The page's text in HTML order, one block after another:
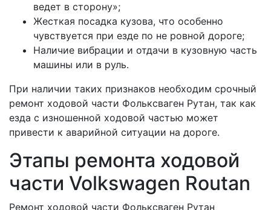
ведет в сторону»;
Жесткая посадка кузова, что особенно
чувствуется при езде по не ровной дороге;
Наличие вибрации и отдачи в кузовную часть
машины или в руль.
При наличии таких признаков необходим срочный
ремонт ходовой части Фольксваген Рутан, так как
езда с изношенной ходовой частью может
привести к аварийной ситуации на дороге.
Этапы ремонта ходовой
части Volkswagen Routan
Ремонт ходовой части Фольксваген Рутан